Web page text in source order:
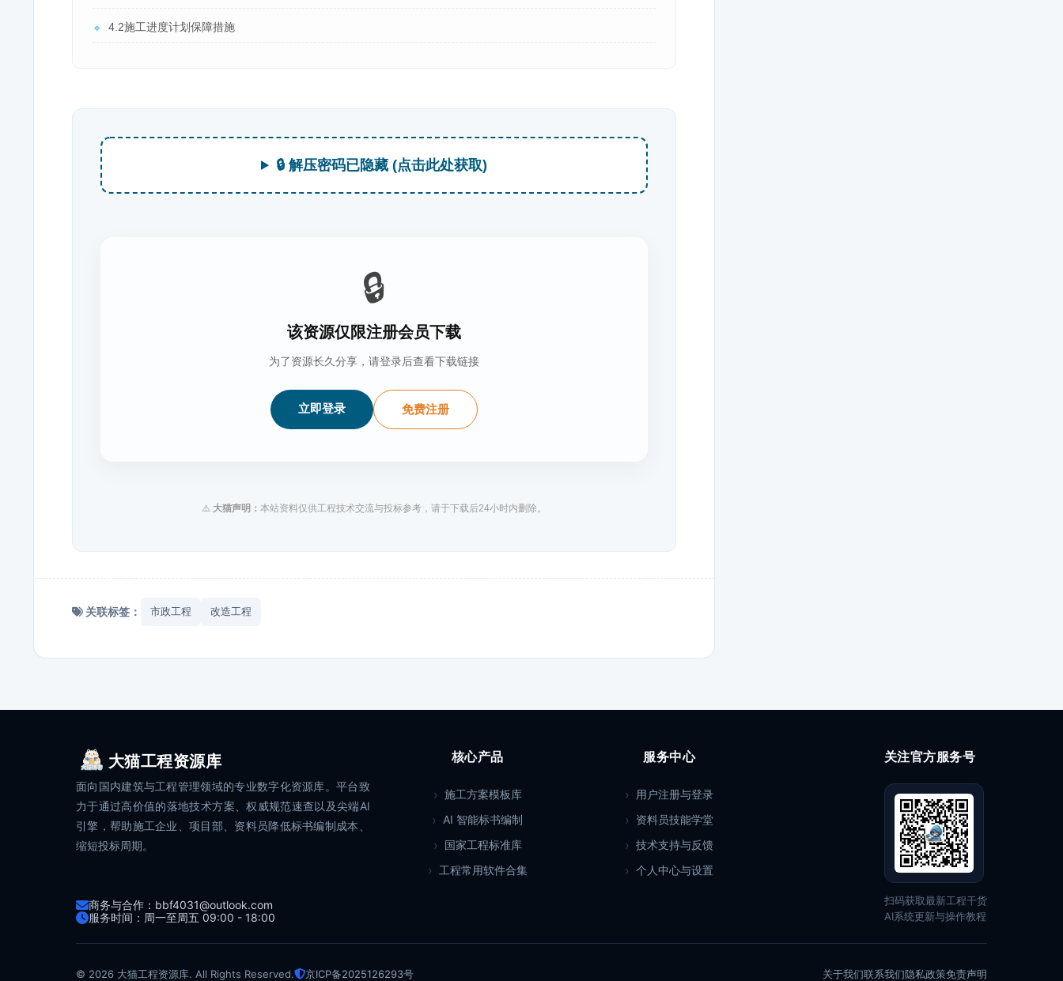
🔹 4.2施工进度计划保障措施
🔒 解压密码已隐藏 (点击此处获取)
🔒
该资源仅限注册会员下载
为了资源长久分享，请登录后查看下载链接
立即登录 免费注册
⚠️ 大猫声明： 本站资料仅供工程技术交流与投标参考，请于下载后24小时内删除。
关联标签： 市政工程 改造工程
大猫工程资源库
面向国内建筑与工程管理领域的专业数字化资源库。平台致
力于通过高价值的落地技术方案、权威规范速查以及尖端AI
引擎，帮助施工企业、项目部、资料员降低标书编制成本、
缩短投标周期。
商务与合作：bbf4031@outlook.com
服务时间：周一至周五 09:00 - 18:00
核心产品
施工方案模板库
AI 智能标书编制
国家工程标准库
工程常用软件合集
服务中心
用户注册与登录
资料员技能学堂
技术支持与反馈
个人中心与设置
关注官方服务号
扫码获取最新工程干货
AI系统更新与操作教程
© 2026 大猫工程资源库. All Rights Reserved. 京ICP备2025126293号 关于我们联系我们隐私政策免责声明